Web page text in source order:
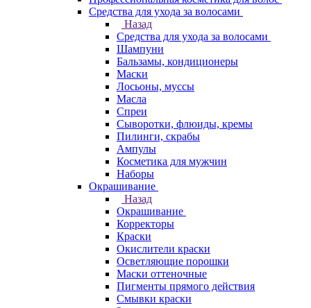
Средства для ухода за волосами
Назад
Средства для ухода за волосами
Шампуни
Бальзамы, кондиционеры
Маски
Лосьоны, муссы
Масла
Спреи
Сыворотки, флюиды, кремы
Пилинги, скрабы
Ампулы
Косметика для мужчин
Наборы
Окрашивание
Назад
Окрашивание
Корректоры
Краски
Окислители краски
Осветляющие порошки
Маски оттеночные
Пигменты прямого действия
Смывки краски